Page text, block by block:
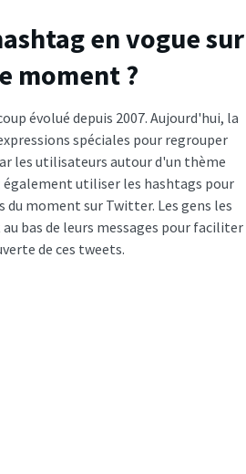
en vogue sur
moment ?
évolué depuis 2007. Aujourd'hui, la
spéciales pour regrouper
les utilisateurs autour d'un thème
également utiliser les hashtags pour
du moment sur Twitter. Les gens les
bas de leurs messages pour faciliter
de ces tweets.